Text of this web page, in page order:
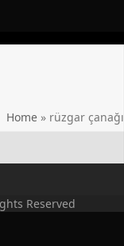
Home » rüzgar çanağı
Reserved